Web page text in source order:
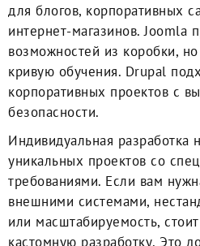
для блогов, корпоративных
интернет-магазинов. Joomla
возможностей из коробки,
кривую обучения. Drupal
корпоративных проектов с
безопасности.
Индивидуальная разработка
уникальных проектов со
требованиями. Если вам
внешними системами,
или масштабируемость,
кастомную разработку. Это